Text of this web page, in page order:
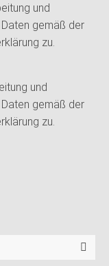
und
gemäß der
zu.
und
gemäß der
zu.